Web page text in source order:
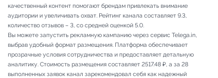
качественный контент помогают брендам привлекать внимание
аудитории и увеличивать охват. Рейтинг канала составляет 9.3,
количество отзывов – 3, со средней оценкой 5.0.
Вы можете запустить рекламную кампанию через сервис Telega.in,
выбрав удобный формат размещения. Платформа обеспечивает
прозрачные условия сотрудничества и предоставляет детальную
аналитику. Стоимость размещения составляет 2517.48 ₽, а за 28
выполненных заявок канал зарекомендовал себя как надежный